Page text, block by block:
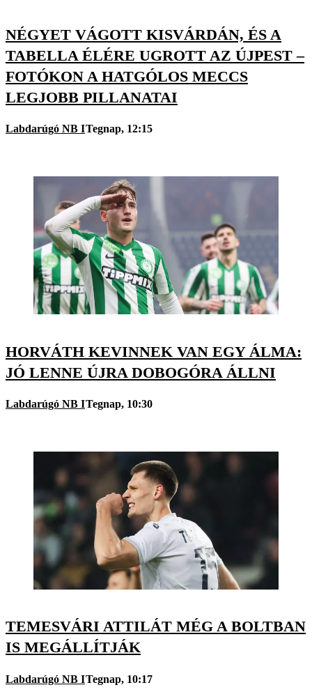
NÉGYET VÁGOTT KISVÁRDÁN, ÉS A
TABELLA ÉLÉRE UGROTT AZ ÚJPEST –
FOTÓKON A HATGÓLOS MECCS
LEGJOBB PILLANATAI
Labdarúgó NB ITegnap, 12:15
HORVÁTH KEVINNEK VAN EGY ÁLMA:
JÓ LENNE ÚJRA DOBOGÓRA ÁLLNI
Labdarúgó NB ITegnap, 10:30
TEMESVÁRI ATTILÁT MÉG A BOLTBAN
IS MEGÁLLÍTJÁK
Labdarúgó NB ITegnap, 10:17